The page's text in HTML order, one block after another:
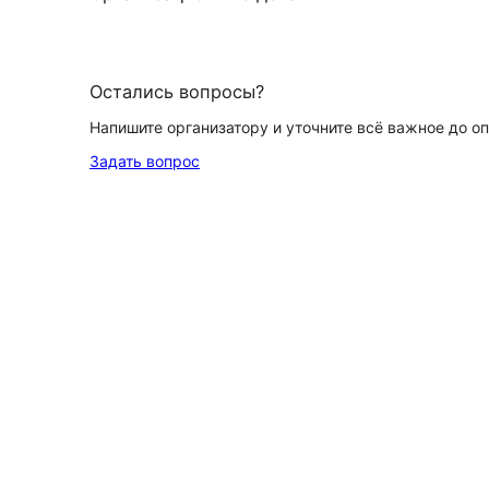
Остались вопросы?
Напишите организатору и уточните всё важное до
Задать вопрос